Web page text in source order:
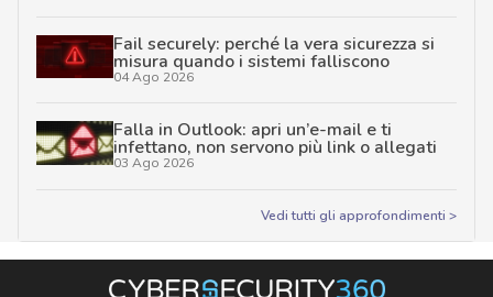
Fail securely: perché la vera sicurezza si
misura quando i sistemi falliscono
04 Ago 2026
Falla in Outlook: apri un’e-mail e ti
infettano, non servono più link o allegati
03 Ago 2026
Vedi tutti gli approfondimenti >